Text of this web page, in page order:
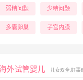
弱精问题 少精问题
多囊卵巢 子宫内膜
海外试管婴儿 儿女双全,好事